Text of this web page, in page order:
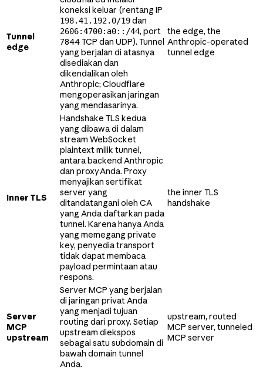
Tunnel
edge
koneksi keluar (rentang IP
198.41.192.0/19dan
2606:4700:a0::/44, port
7844 TCP dan UDP). Tunnel
yang berjalan di atasnya
disediakan dan
dikendalikan oleh
Anthropic; Cloudflare
mengoperasikan jaringan
yang mendasarinya.
the edge, the
Anthropic-operated
tunnel edge
Inner TLS
Handshake TLS kedua
yang dibawa di dalam
stream WebSocket
plaintext milik tunnel,
antara backend Anthropic
dan proxy Anda. Proxy
menyajikan sertifikat
server yang
ditandatangani oleh CA
yang Anda daftarkan pada
tunnel. Karena hanya Anda
yang memegang private
key, penyedia transport
tidak dapat membaca
payload permintaan atau
respons.
the inner TLS
handshake
Server
MCP
upstream
Server MCP yang berjalan
di jaringan privat Anda
yang menjadi tujuan
routing dari proxy. Setiap
upstream diekspos
sebagai satu subdomain di
bawah domain tunnel
Anda.
upstream, routed
MCP server, tunneled
MCP server